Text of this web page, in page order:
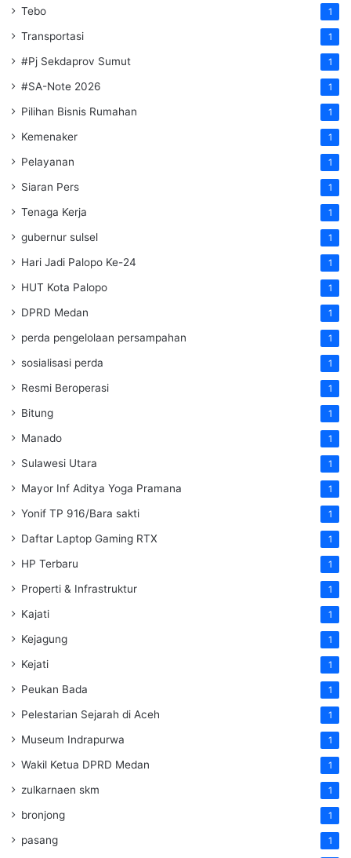
Tebo 1
Transportasi 1
#Pj Sekdaprov Sumut 1
#SA-Note 2026 1
Pilihan Bisnis Rumahan 1
Kemenaker 1
Pelayanan 1
Siaran Pers 1
Tenaga Kerja 1
gubernur sulsel 1
Hari Jadi Palopo Ke-24 1
HUT Kota Palopo 1
DPRD Medan 1
perda pengelolaan persampahan 1
sosialisasi perda 1
Resmi Beroperasi 1
Bitung 1
Manado 1
Sulawesi Utara 1
Mayor Inf Aditya Yoga Pramana 1
Yonif TP 916/Bara sakti 1
Daftar Laptop Gaming RTX 1
HP Terbaru 1
Properti & Infrastruktur 1
Kajati 1
Kejagung 1
Kejati 1
Peukan Bada 1
Pelestarian Sejarah di Aceh 1
Museum Indrapurwa 1
Wakil Ketua DPRD Medan 1
zulkarnaen skm 1
bronjong 1
pasang 1